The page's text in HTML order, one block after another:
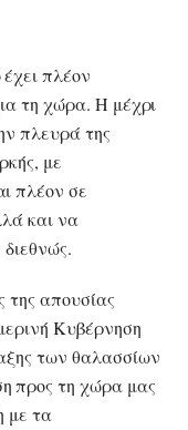
πλέον
τη χώρα. Η μέχρι
πλευρά της
με
πλέον σε
και να
της απουσίας
Κυβέρνηση
των θαλασσίων
προς τη χώρα μας
με τα